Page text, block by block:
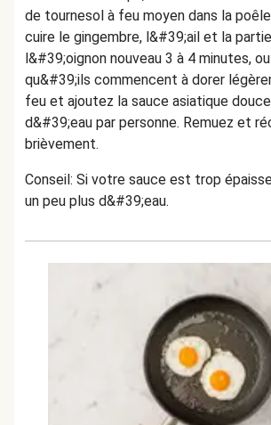
de tournesol à feu moyen dans la
cuire le gingembre, l&#39;ail et la
l&#39;oignon nouveau 3 à 4 minutes,
qu&#39;ils commencent à dorer
feu et ajoutez la sauce asiatique
d&#39;eau par personne. Remuez et
brièvement.
Conseil: Si votre sauce est trop
un peu plus d&#39;eau.